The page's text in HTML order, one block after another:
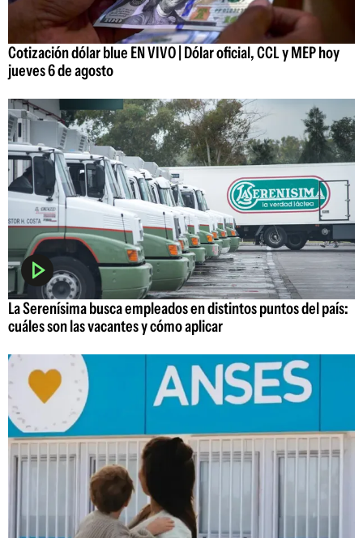
Cotización dólar blue EN VIVO | Dólar oficial, CCL y MEP hoy
jueves 6 de agosto
La Serenísima busca empleados en distintos puntos del país:
cuáles son las vacantes y cómo aplicar